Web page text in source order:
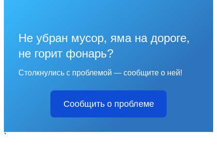
Не убран мусор, яма на дороге,
не горит фонарь?
Столкнулись с проблемой — сообщите о ней!
Сообщить о проблеме
`